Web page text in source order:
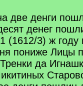
две денги
денег
(1612/3) ж
пониже Лицы
да